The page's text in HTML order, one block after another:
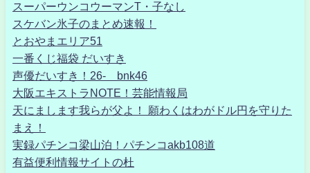
スーパーウンコウーマンT・子なし
スケバン氷子のまとめ速報！
とおやまエリア51
一番くじ福袋 だいすき
声優だいすき！26- bnk46
大阪エキストラNOTE！芸能情報局
天にまします我らが父よ！ 願わくはわがドル円を守りた
まえ！
実録パチンコ梁山泊！パチンコakb108道
有益便利情報サイトの杜